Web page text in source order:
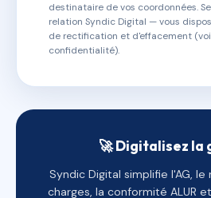
destinataire de vos coordonnées.
relation Syndic Digital — vous
de rectification et d'effacement
confidentialité).
🚀 Digitalisez la
Syndic Digital simplifie l'AG,
charges, la conformité ALUR